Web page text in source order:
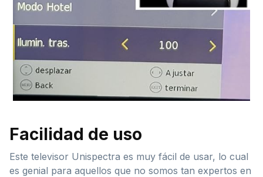
Facilidad de uso
Este televisor Unispectra es muy fácil de usar, lo cual
es genial para aquellos que no somos tan expertos en